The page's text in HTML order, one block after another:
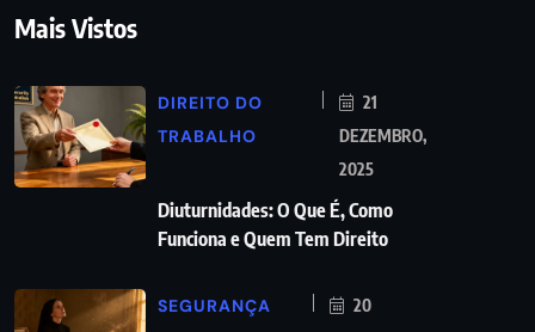
Mais Vistos
DIREITO DO
TRABALHO
21
DEZEMBRO,
2025
Diuturnidades: O Que É, Como
Funciona e Quem Tem Direito
SEGURANÇA
20